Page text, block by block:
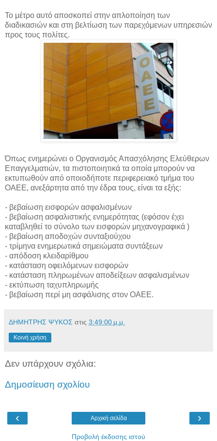
Το μέτρο αυτό αποσκοπεί στην απλοποίηση των
διαδικασιών και στη βελτίωση των παρεχόμενων υπηρεσιών
προς τους πολίτες.
Όπως ενημερώνει ο Οργανισμός Απασχόλησης Ελεύθερων
Επαγγελματιών, τα πιστοποιητικά τα οποία μπορούν να
εκτυπωθούν από οποιοδήποτε περιφερειακό τμήμα του
ΟΑΕΕ, ανεξάρτητα από την έδρα τους, είναι τα εξής:
- βεβαίωση εισφορών ασφαλισμένων
- βεβαίωση ασφαλιστικής ενημερότητας (εφόσον έχει
καταβληθεί το σύνολο των εισφορών μηχανογραφικά )
- βεβαίωση αποδοχών συνταξιούχου
- τρίμηνα ενημερωτικά σημειώματα συντάξεων
- απόδοση κλειδαρίθμου
- κατάσταση οφειλόμενων εισφορών
- κατάσταση πληρωμένων αποδείξεων ασφαλισμένων
- εκτύπωση ταχυπληρωμής
- βεβαίωση περί μη ασφάλισης στον ΟΑΕΕ.
ΔΗΜΗΤΡΗΣ ΨΥΚΟΣ στις 3:49:00 μ.μ.
Κοινή χρήση
Δεν υπάρχουν σχόλια:
Δημοσίευση σχολίου
‹ ›
Αρχική σελίδα
Προβολή έκδοσης ιστού